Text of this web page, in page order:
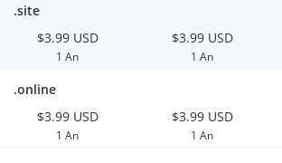
.site
$3.99 USD
1 An
$3.99 USD
1 An
.online
$3.99 USD
1 An
$3.99 USD
1 An